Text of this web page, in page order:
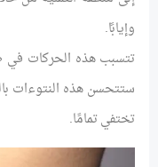
وإيابًا.
تتسبب هذه الحركات في
ستتحسن هذه النتوءات
تختفي تمامًا.